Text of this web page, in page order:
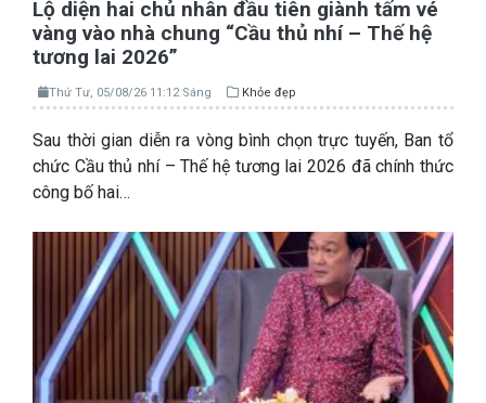
Lộ diện hai chủ nhân đầu tiên giành tấm vé
vàng vào nhà chung “Cầu thủ nhí – Thế hệ
tương lai 2026”
Thứ Tư, 05/08/26 11:12 Sáng Khỏe đẹp
Sau thời gian diễn ra vòng bình chọn trực tuyến, Ban tổ
chức Cầu thủ nhí – Thế hệ tương lai 2026 đã chính thức
công bố hai…